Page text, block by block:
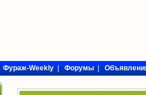
Фураж-Weekly|Форумы|